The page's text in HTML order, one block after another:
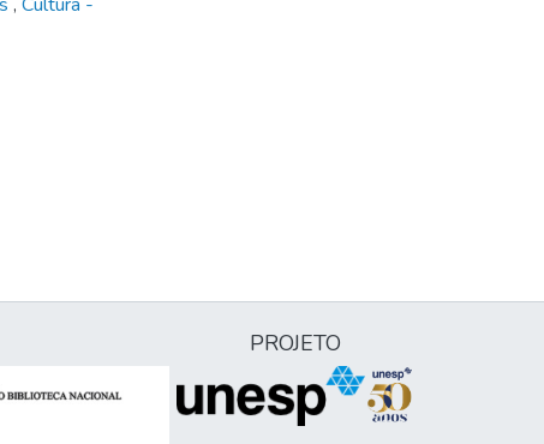
PROJETO